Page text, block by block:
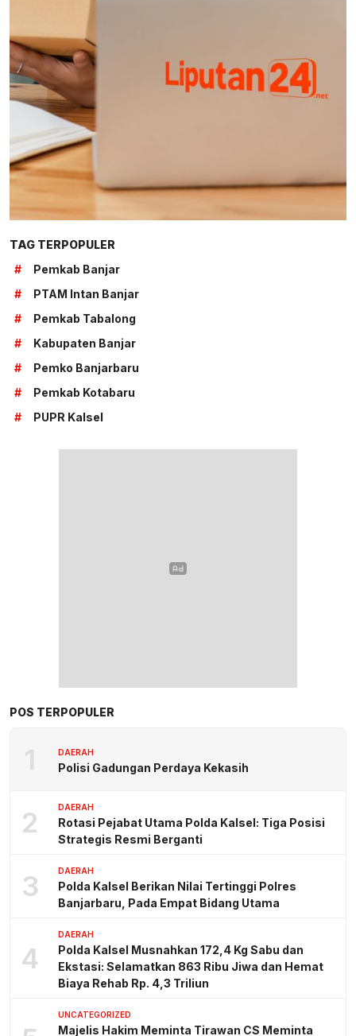
TAG TERPOPULER
#
Pemkab Banjar
#
PTAM Intan Banjar
#
Pemkab Tabalong
#
Kabupaten Banjar
#
Pemko Banjarbaru
#
Pemkab Kotabaru
#
PUPR Kalsel
POS TERPOPULER
1 DAERAH
Polisi Gadungan Perdaya Kekasih
2 DAERAH
Rotasi Pejabat Utama Polda Kalsel: Tiga Posisi
Strategis Resmi Berganti
3 DAERAH
Polda Kalsel Berikan Nilai Tertinggi Polres
Banjarbaru, Pada Empat Bidang Utama
4
DAERAH
Polda Kalsel Musnahkan 172,4 Kg Sabu dan
Ekstasi: Selamatkan 863 Ribu Jiwa dan Hemat
Biaya Rehab Rp. 4,3 Triliun
UNCATEGORIZED
Majelis Hakim Meminta Tirawan CS Meminta